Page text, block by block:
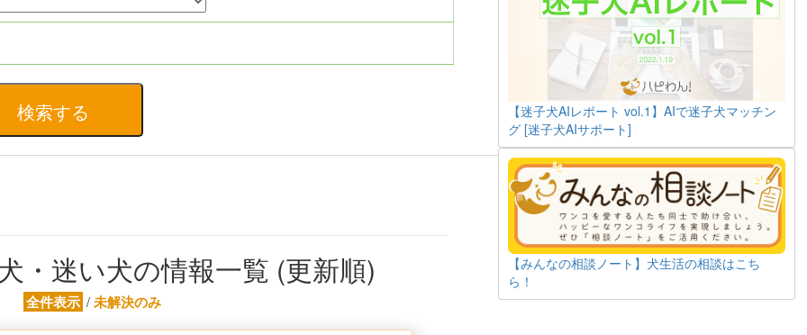
【迷子犬AIレポート vol.1】AIで迷子犬マッチン
グ [迷子犬AIサポート]
【みんなの相談ノート】犬生活の相談はこち
ら！
・迷い犬の情報一覧 (更新順)
全件表示 / 未解決のみ